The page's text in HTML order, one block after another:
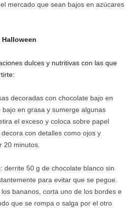
mercado que sean bajos en azúcares
dulces y nutritivas con las que
decoradas con chocolate bajo en
en grasa y sumerge algunas
el exceso y coloca sobre papel
con detalles como ojos y
20 minutos.
derrite 50 g de chocolate blanco sin
para evitar que se pegue.
bananos, corta uno de los bordes e
que se rompa o salga por el otro